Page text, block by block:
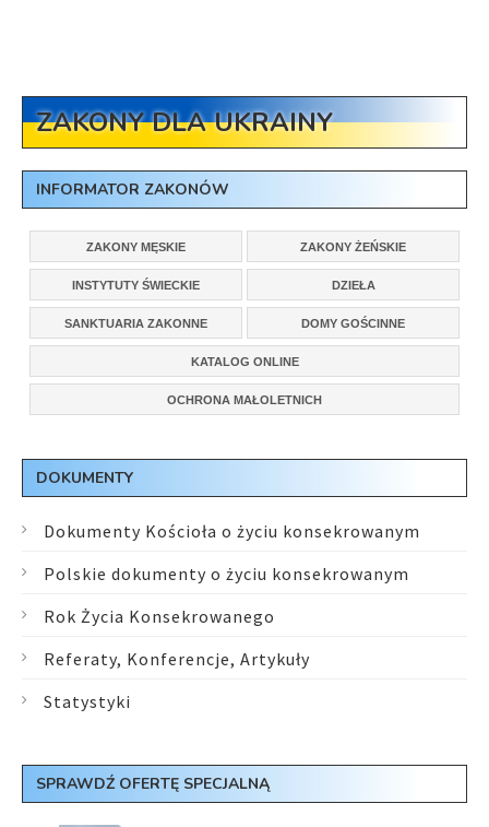
ZAKONY DLA UKRAINY
INFORMATOR ZAKONÓW
ZAKONY MĘSKIE ZAKONY ŻEŃSKIE
INSTYTUTY ŚWIECKIE DZIEŁA
SANKTUARIA ZAKONNE DOMY GOŚCINNE
KATALOG ONLINE
OCHRONA MAŁOLETNICH
DOKUMENTY
Dokumenty Kościoła o życiu konsekrowanym
Polskie dokumenty o życiu konsekrowanym
Rok Życia Konsekrowanego
Referaty, Konferencje, Artykuły
Statystyki
SPRAWDŹ OFERTĘ SPECJALNĄ